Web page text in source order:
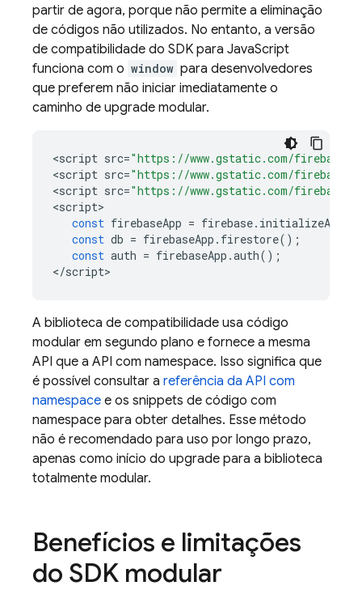
partir de agora, porque não permite a eliminação
de códigos não utilizados. No entanto, a versão
de compatibilidade do SDK para JavaScript
funciona com o window para desenvolvedores
que preferem não iniciar imediatamente o
caminho de upgrade modular.
<script src="https://www.gstatic.com/
<script src="https://www.gstatic.com/
<script src="https://www.gstatic.com/
<script
const firebaseApp = firebase. initializeApp
const db = firebaseApp . firestore();
const auth = firebaseApp .auth();
</script
A biblioteca de compatibilidade usa código
modular em segundo plano e fornece a mesma
API que a API com namespace. Isso significa que
é possível consultar a referência da API com
namespace e os snippets de código com
namespace para obter detalhes. Esse método
não é recomendado para uso por longo prazo,
apenas como início do upgrade para a biblioteca
totalmente modular.
Benefícios e limitações
do SDK modular